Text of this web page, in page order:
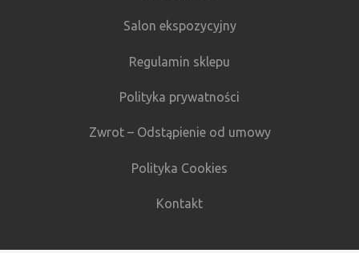
Salon ekspozycyjny
Regulamin sklepu
Polityka prywatności
Zwrot – Odstąpienie od umowy
Polityka Cookies
Kontakt